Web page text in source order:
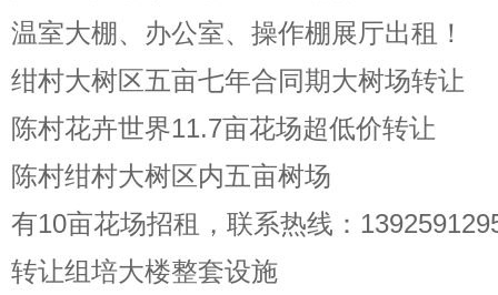
温室大棚、办公室、操作棚展厅出租！
绀村大树区五亩七年合同期大树场转让
陈村花卉世界11.7亩花场超低价转让
陈村绀村大树区内五亩树场
有10亩花场招租，联系热线：
转让组培大楼整套设施